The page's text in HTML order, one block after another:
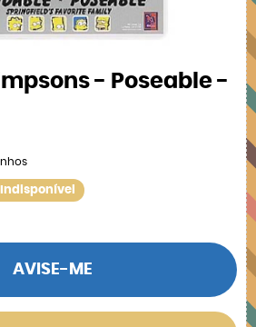
- Poseable -
AVISE-ME